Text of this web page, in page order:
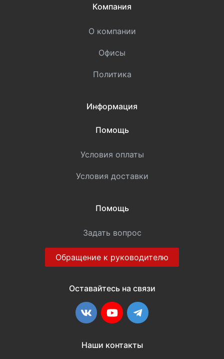
Компания
О компании
Офисы
Политика
Информация
Помощь
Условия оплаты
Условия доставки
Помощь
Задать вопрос
Обращение к руководителю
Оставайтесь на связи
ВКонтакте
YouTubeTelegram
Наши контакты